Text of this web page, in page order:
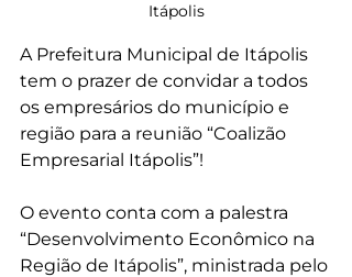
Itápolis
A Prefeitura Municipal de Itápolis
tem o prazer de convidar a todos
os empresários do município e
região para a reunião “Coalizão
Empresarial Itápolis”!
O evento conta com a palestra
“Desenvolvimento Econômico na
Região de Itápolis”, ministrada pelo